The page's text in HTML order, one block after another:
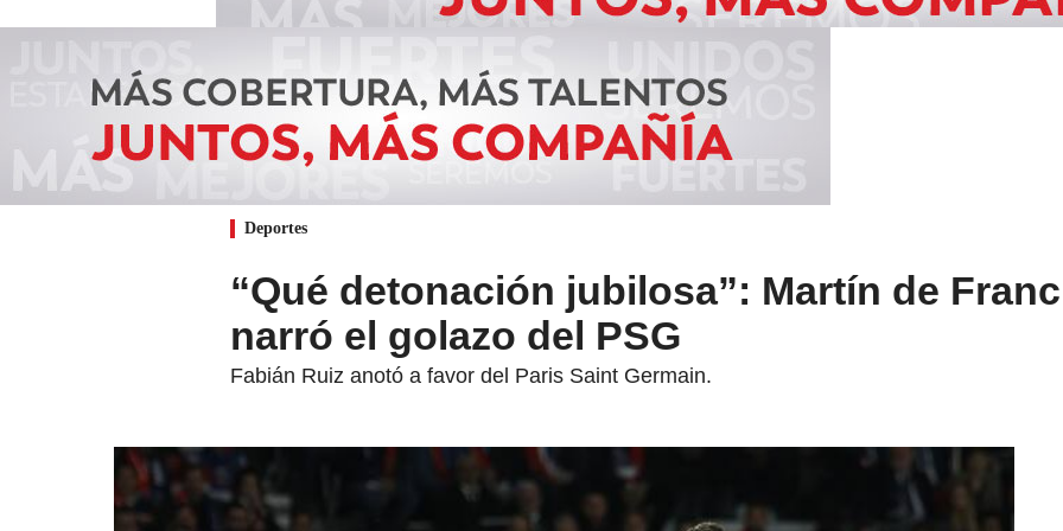
Deportes
“Qué detonación jubilosa”: Martín de
narró el golazo del PSG
Fabián Ruiz anotó a favor del Paris Saint Germain.